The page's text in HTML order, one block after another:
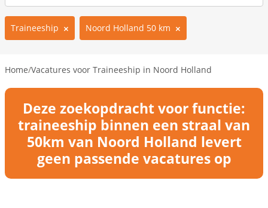
Traineeship Noord Holland 50 km
Home/Vacatures voor Traineeship in Noord Holland
Deze zoekopdracht voor functie:
traineeship binnen een straal van
50km van Noord Holland levert
geen passende vacatures op